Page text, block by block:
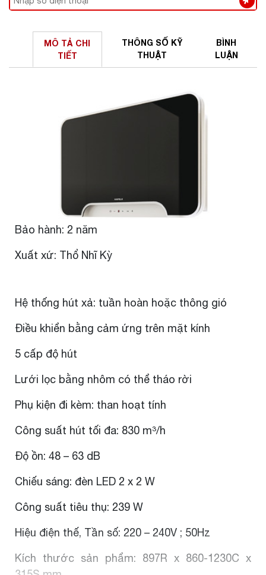
MÔ TẢ CHI
TIẾT
THÔNG SỐ KỸ
THUẬT
BÌNH
LUẬN
Bảo hành: 2 năm
Xuất xứ: Thổ Nhĩ Kỳ
Hệ thống hút xả: tuần hoàn hoặc thông gió
Điều khiển bằng cảm ứng trên mặt kính
5 cấp độ hút
Lưới lọc bằng nhôm có thể tháo rời
Phụ kiện đi kèm: than hoạt tính
Công suất hút tối đa: 830 m³/h
Độ ồn: 48 – 63 dB
Chiếu sáng: đèn LED 2 x 2 W
Công suất tiêu thụ: 239 W
Hiệu điện thế, Tần số: 220 – 240V ; 50Hz
Kích thước sản phẩm: 897R x 860-1230C x